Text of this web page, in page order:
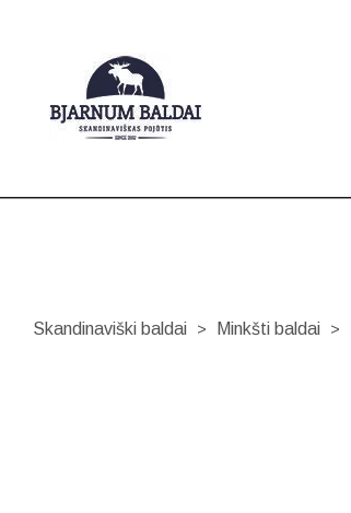
Skandinaviški baldai > Minkšti baldai >